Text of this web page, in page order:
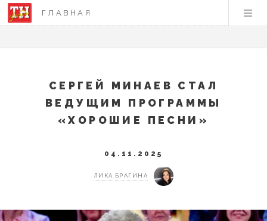
ГЛАВНАЯ
СЕРГЕЙ МИНАЕВ СТАЛ
ВЕДУЩИМ ПРОГРАММЫ
«ХОРОШИЕ ПЕСНИ»
04.11.2025
ЛИКА БРАГИНА